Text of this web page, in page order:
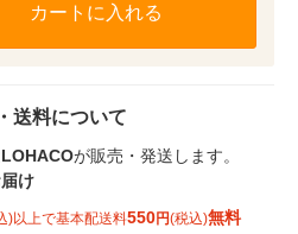
カートに入れる
送料について
LOHACOが販売・発送します。
け
)以上で基本配送料550円(税込)無料